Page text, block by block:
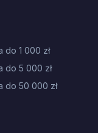
do 1 000 zł
do 5 000 zł
do 50 000 zł